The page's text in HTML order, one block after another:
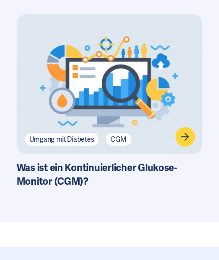
Umgang mit Diabetes CGM
Was ist ein Kontinuierlicher Glukose-
Monitor (CGM)?